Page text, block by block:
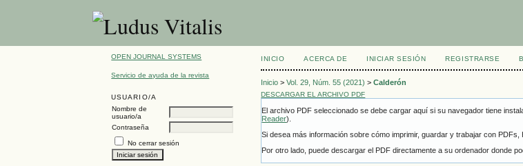
OPEN JOURNAL SYSTEMS
Servicio de ayuda de la revista
USUARIO/A
Nombre de
usuario/a
Contraseña
No cerrar sesión
INICIO ACERCA DE INICIAR SESIÓN REGISTRARSE
Inicio >Vol. 29, Núm. 55 (2021) >Calderón
DESCARGAR EL ARCHIVO PDF
El archivo PDF seleccionado se debe cargar aquí si su navegador tiene
Reader).
Si desea más información sobre cómo imprimir, guardar y trabajar con
Por otro lado, puede descargar el PDF directamente a su ordenador donde